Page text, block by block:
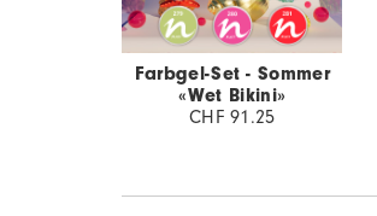
Farbgel-Set - Sommer
«Wet Bikini»
CHF 91.25